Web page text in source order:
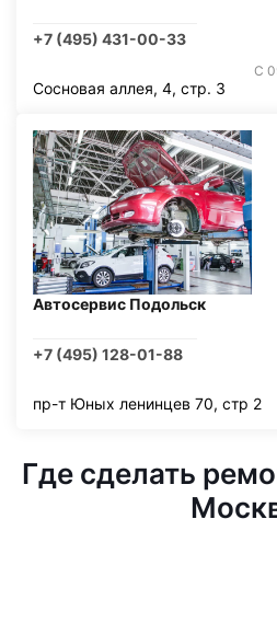
+7 (495) 431-00-33
С
Сосновая аллея, 4, стр. 3
Автосервис Подольск
+7 (495) 128-01-88
пр-т Юных ленинцев 70, стр 2
Где сделать